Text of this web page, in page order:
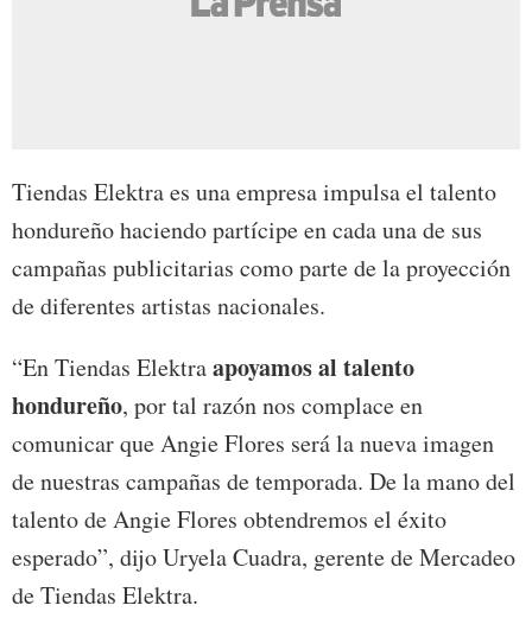
Tiendas Elektra es una empresa impulsa el talento
hondureño haciendo partícipe en cada una de sus
campañas publicitarias como parte de la proyección
de diferentes artistas nacionales.
“En Tiendas Elektraapoyamos al talento
hondureño, por tal razón nos complace en
comunicar que Angie Flores será la nueva imagen
de nuestras campañas de temporada. De la mano del
talento de Angie Flores obtendremos el éxito
esperado”, dijo Uryela Cuadra, gerente de Mercadeo
de Tiendas Elektra.